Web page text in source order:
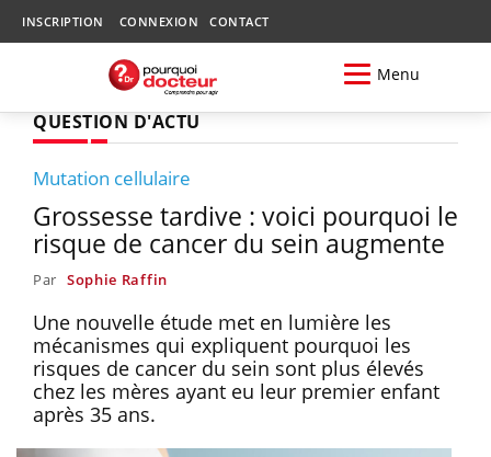
INSCRIPTION CONNEXION CONTACT
Menu
QUESTION D'ACTU
Mutation cellulaire
Grossesse tardive : voici pourquoi le
risque de cancer du sein augmente
Par Sophie Raffin
Une nouvelle étude met en lumière les
mécanismes qui expliquent pourquoi les
risques de cancer du sein sont plus élevés
chez les mères ayant eu leur premier enfant
après 35 ans.